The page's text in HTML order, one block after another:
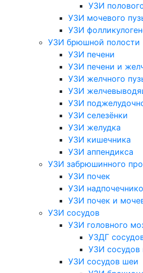
УЗИ
УЗИ мочевого
УЗИ
УЗИ брюшной полости
УЗИ печени
УЗИ печени и
УЗИ желчного
УЗИ
УЗИ
УЗИ селезёнки
УЗИ желудка
УЗИ кишечника
УЗИ аппендикса
УЗИ забрюшинного
УЗИ почек
УЗИ
УЗИ почек и
УЗИ сосудов
УЗИ головного
УЗДГ
УЗИ
УЗИ сосудов шеи